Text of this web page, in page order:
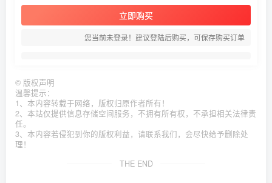
立即购买
您当前未登录！建议登陆后购买，可保存购买订单
© 版权声明
温馨提示：
1、本内容转载于网络，版权归原作者所有！
2、本站仅提供信息存储空间服务，不拥有所有权，不承担相关法律责
任。
3、本内容若侵犯到你的版权利益，请联系我们，会尽快给予删除处
理！
THE END